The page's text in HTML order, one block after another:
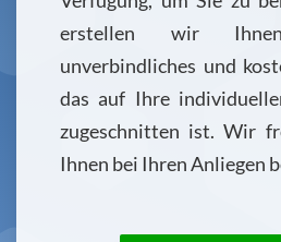
erstellen wir
unverbindliches und
das auf Ihre
zugeschnitten ist. Wir
Ihnen bei Ihren Anliegen